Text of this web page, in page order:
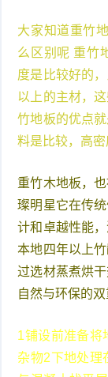
大家知道重竹
么区别呢 重竹
度是比较好的
以上的主材，
竹地板的优点
料是比较，高密
重竹木地板，
璨明星它在传
计和卓越性能
本地四年以上
过选材蒸煮烘
自然与环保的双
1铺设前准备将
杂物2下地处理